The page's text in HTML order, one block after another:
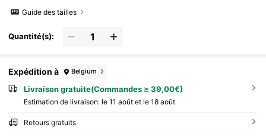
Guide des tailles
Quantité(s):
Expédition à Belgium
Livraison gratuite(Commandes ≥ 39,00€)
Estimation de livraison: le 11 août et le 18 août
Retours gratuits